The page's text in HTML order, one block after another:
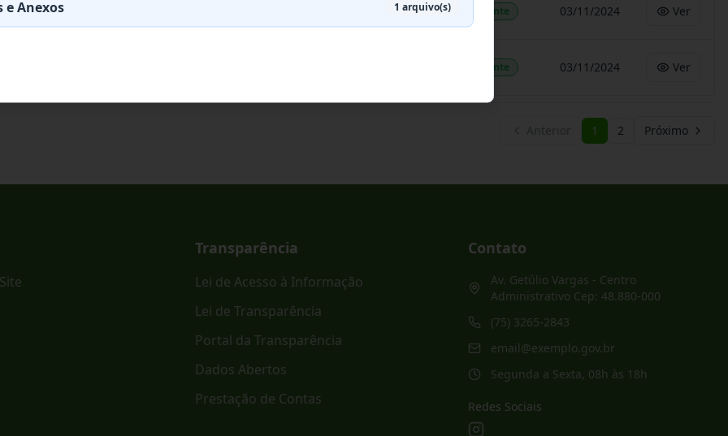
- Vixbot Solucoes de em Informatica Vigente 03/11/2024 Ver
- Estrela Comercio de Produtos Medic Vigente 03/11/2024 Ver
1 2 Próximo
Transparência
Lei de Acesso à Informação
Lei de Transparência
Portal da Transparência
Dados Abertos
Prestação de Contas
Contato
Av. Getúlio Vargas - Centro
Administrativo Cep: 48.880-000
(75) 3265-2843
email@exemplo.gov.br
Segunda a Sexta, 08h às 18h
Redes Sociais
e Anexos 1 arquivo(s)